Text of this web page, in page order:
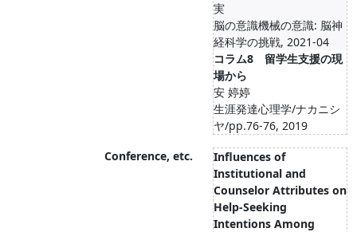
実
脳の意識機械の意識: 脳神
経科学の挑戦, 2021-04
コラム8 留学生支援の現
場から
安 婷婷
生涯発達心理学/ナカニシ
ヤ/pp.76-76, 2019
Conference, etc.
Influences of
Institutional and
Counselor Attributes on
Help-Seeking
Intentions Among